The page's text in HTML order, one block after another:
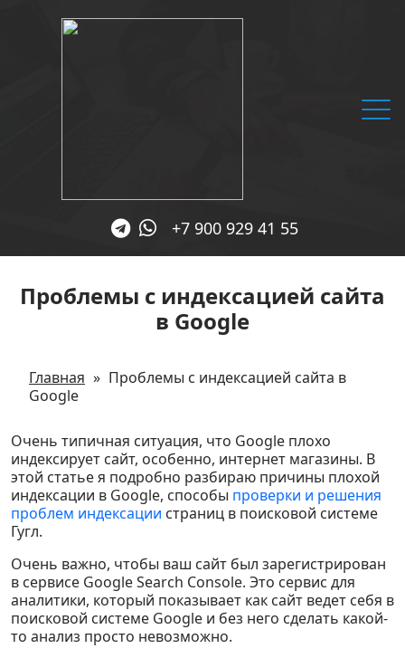
Главная
Услуги
SEO блог
Контакты
+7 900 929 41 55
Проблемы с индексацией сайта
в Google
Главная » Проблемы с индексацией сайта в
Google
Очень типичная ситуация, что Google плохо
индексирует сайт, особенно, интернет магазины. В
этой статье я подробно разбираю причины плохой
индексации в Google, способы проверки и решения
проблем индексации страниц в поисковой системе
Гугл.
Очень важно, чтобы ваш сайт был зарегистрирован
в сервисе Google Search Console. Это сервис для
аналитики, который показывает как сайт ведет себя в
поисковой системе Google и без него сделать какой-
то анализ просто невозможно.